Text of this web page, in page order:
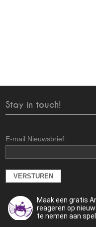
Stay in touch!
E-mail Nieuwsbrief:
Maak een gratis
reageren op
te nemen aan